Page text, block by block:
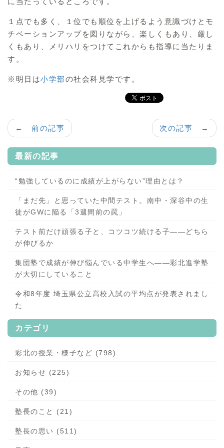
１点でも多く、１位でも順位を上げるよう意識づけとモ
チベーションアップを図りながら、楽しくもあり、厳し
くもあり、メリハリをつけてこれからも指導に当たりま
す。
※明日は小学部の社会科見学です。
次の記事 →
← 前の記事
最新の記事
“勉強しているのに成績が上がらない”理由とは？
「まだ先」と思っていた中間テスト。南中・深谷中の生
徒がGWに陥る「3週間前の罠」
テスト前だけ頑張る子と、コツコツ続ける子——どちら
が伸びるか
集団塾で成績が伸び悩んでいる中学生へ——彩北進学塾
が大切にしていること
令和8年度 埼玉県公立高校入試の平均点が発表されまし
た
カテゴリ
彩北の授業・様子など (798)
お知らせ (225)
その他 (39)
塾長のこと (21)
塾長の思い (511)